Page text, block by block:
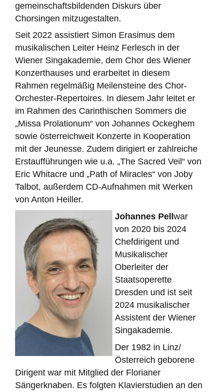
gemeinschaftsbildenden Diskurs über
Chorsingen mitzugestalten.
Seit 2022 assistiert Simon Erasimus dem
musikalischen Leiter Heinz Ferlesch in der
Wiener Singakademie, dem Chor des Wiener
Konzerthauses und erarbeitet in diesem
Rahmen regelmäßig Meilensteine des Chor-
Orchester-Repertoires. In diesem Jahr leitet er
im Rahmen des Carinthischen Sommers die
„Missa Prolationum“ von Johannes Ockeghem
sowie österreichweit Konzerte in Kooperation
mit der Jeunesse. Zudem dirigiert er zahlreiche
Erstaufführungen wie u.a. „The Sacred Veil“ von
Eric Whitacre und „Path of Miracles“ von Joby
Talbot, außerdem CD-Aufnahmen mit Werken
von Anton Heiller.
Johannes Pellwar
von 2020 bis 2024
Chefdirigent und
Musikalischer
Oberleiter der
Staatsoperette
Dresden und ist seit
2024 musikalischer
Assistent der Wiener
Singakademie.
Der 1982 in Linz/
Österreich geborene
Dirigent war mit Mitglied der Florianer
Sängerknaben. Es folgten Klavierstudien an den